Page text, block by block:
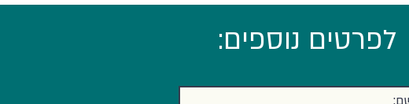
לפרטים נוספים: